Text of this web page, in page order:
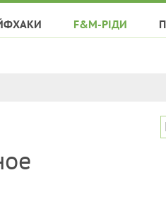
F&M-РІДИ